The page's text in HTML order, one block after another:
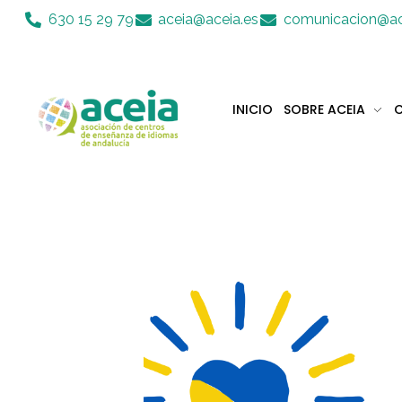
Nota:
630 15 29 79 aceia@aceia.es
INICIO SOBRE ACEIA